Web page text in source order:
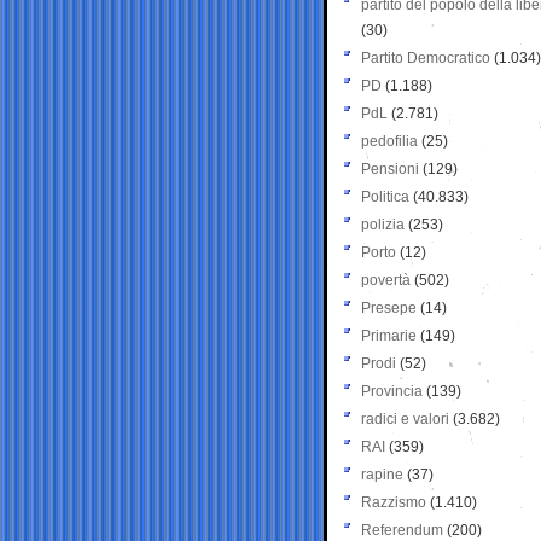
partito del popolo della
(30)
Partito Democratico (1.034)
PD (1.188)
PdL (2.781)
pedofilia (25)
Pensioni (129)
Politica (40.833)
polizia (253)
Porto (12)
povertà (502)
Presepe (14)
Primarie (149)
Prodi (52)
Provincia (139)
radici e valori (3.682)
RAI (359)
rapine (37)
Razzismo (1.410)
Referendum (200)